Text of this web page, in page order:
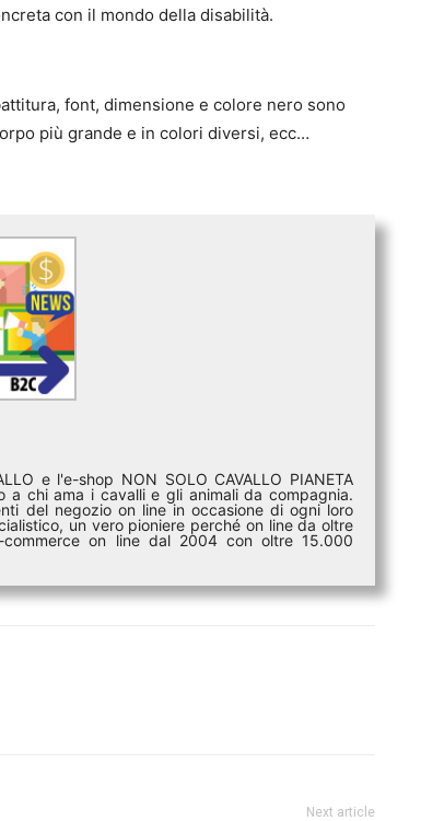
con il mondo della disabilità.
font, dimensione e colore nero sono
più grande e in colori diversi, ecc…
e l'e-shop NON SOLO CAVALLO PIANETA
a chi ama i cavalli e gli animali da compagnia.
del negozio on line in occasione di ogni loro
un vero pioniere perché on line da oltre
commerce on line dal 2004 con oltre 15.000
Next article